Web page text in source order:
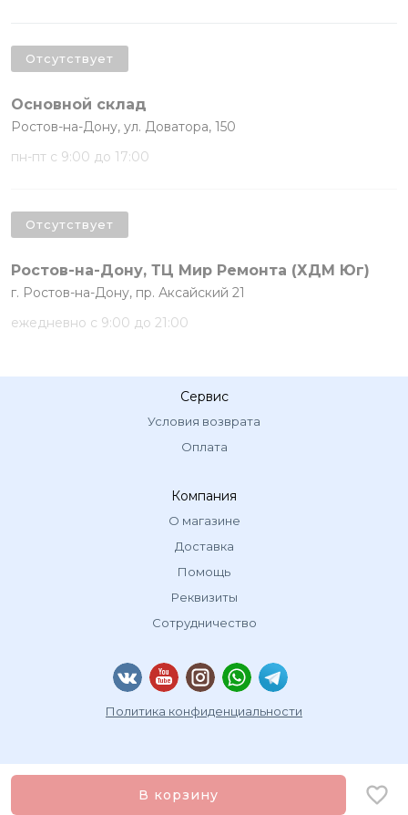
В корзину
Основной склад
Ростов-на-Дону, ул. Доватора, 150
пн-пт с 9:00 до 17:00
Отсутствует
Ростов-на-Дону, ТЦ Мир Ремонта (ХДМ Юг)
г. Ростов-на-Дону, пр. Аксайский 21
ежедневно с 9:00 до 21:00
Отсутствует
Сервис
Условия возврата
Оплата
Компания
О магазине
Доставка
Помощь
Реквизиты
Сотрудничество
Политика конфиденциальности